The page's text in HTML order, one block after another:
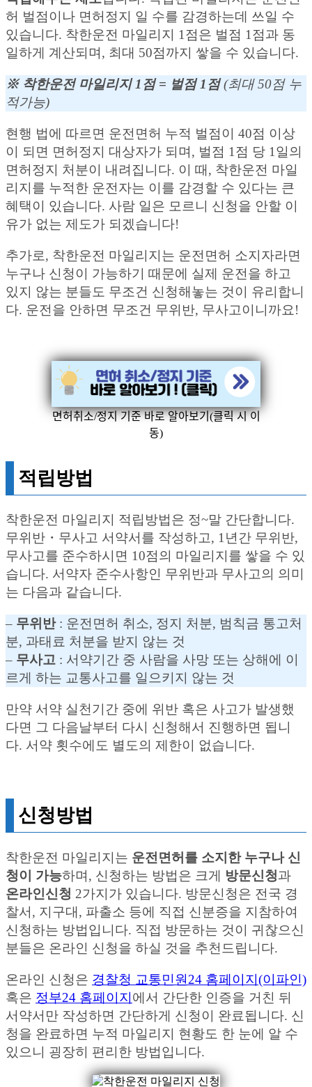
허 벌점이나 면허정지 일 수를 감경하는데 쓰일 수
있습니다. 착한운전 마일리지 1점은 벌점 1점과 동
일하게 계산되며, 최대 50점까지 쌓을 수 있습니다.
※ 착한운전 마일리지 1점 = 벌점 1점(최대 50점 누
적가능)
현행 법에 따르면 운전면허 누적 벌점이 40점 이상
이 되면 면허정지 대상자가 되며, 벌점 1점 당 1일의
면허정지 처분이 내려집니다. 이 때, 착한운전 마일
리지를 누적한 운전자는 이를 감경할 수 있다는 큰
혜택이 있습니다. 사람 일은 모르니 신청을 안할 이
유가 없는 제도가 되겠습니다!
추가로, 착한운전 마일리지는 운전면허 소지자라면
누구나 신청이 가능하기 때문에 실제 운전을 하고
있지 않는 분들도 무조건 신청해놓는 것이 유리합니
다. 운전을 안하면 무조건 무위반, 무사고이니까요!
면허취소/정지 기준 바로 알아보기(클릭 시 이
동)
적립방법
착한운전 마일리지 적립방법은 정~말 간단합니다.
무위반・무사고 서약서를 작성하고, 1년간 무위반,
무사고를 준수하시면 10점의 마일리지를 쌓을 수 있
습니다. 서약자 준수사항인 무위반과 무사고의 의미
는 다음과 같습니다.
– 무위반: 운전면허 취소, 정지 처분, 범칙금 통고처
분, 과태료 처분을 받지 않는 것
– 무사고 : 서약기간 중 사람을 사망 또는 상해에 이
르게 하는 교통사고를 일으키지 않는 것
만약 서약 실천기간 중에 위반 혹은 사고가 발생했
다면 그 다음날부터 다시 신청해서 진행하면 됩니
다. 서약 횟수에도 별도의 제한이 없습니다.
신청방법
착한운전 마일리지는 운전면허를 소지한 누구나 신
청이 가능하며, 신청하는 방법은 크게 방문신청과
온라인신청 2가지가 있습니다. 방문신청은 전국 경
찰서, 지구대, 파출소 등에 직접 신분증을 지참하여
신청하는 방법입니다. 직접 방문하는 것이 귀찮으신
분들은 온라인 신청을 하실 것을 추천드립니다.
온라인 신청은 경찰청 교통민원24 홈페이지(이파인)
혹은 정부24 홈페이지에서 간단한 인증을 거친 뒤
서약서만 작성하면 간단하게 신청이 완료됩니다. 신
청을 완료하면 누적 마일리지 현황도 한 눈에 알 수
있으니 굉장히 편리한 방법입니다.